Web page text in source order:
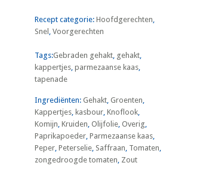
Recept categorie: Hoofdgerechten,
Snel , Voorgerechten
Tags:Gebraden gehakt, gehakt,
kappertjes, parmezaanse kaas,
tapenade
Ingrediënten: Gehakt, Groenten,
Kappertjes, kasbour, Knoflook,
Komijn, Kruiden, Olijfolie, Overig,
Paprikapoeder, Parmezaanse kaas,
Peper, Peterselie, Saffraan, Tomaten,
zongedroogde tomaten, Zout